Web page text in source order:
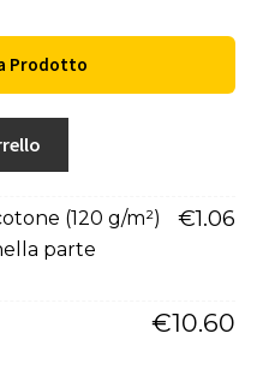
Prodotto
(120 g/m²)
parte
€1.06
€10.60